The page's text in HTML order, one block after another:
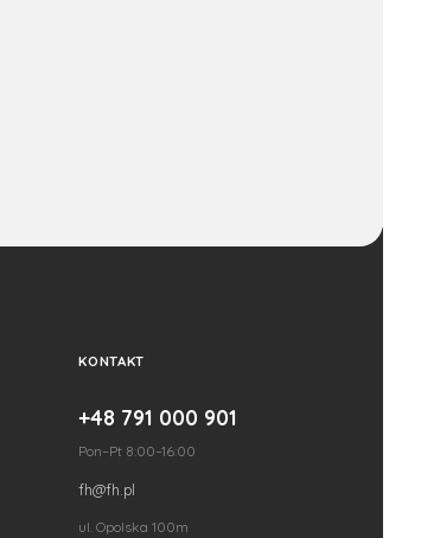
KONTAKT
+48 791 000 901
Pon–Pt 8:00–16:00
fh@fh.pl
ul. Opolska 100m